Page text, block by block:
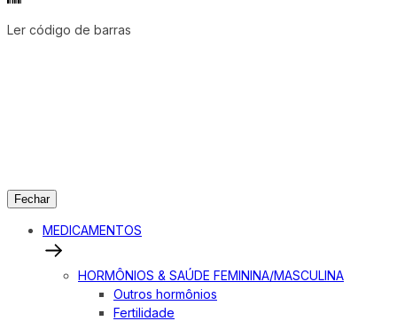
Ler código de barras
Fechar
MEDICAMENTOS
HORMÔNIOS & SAÚDE FEMININA/MASCULINA
Outros hormônios
Fertilidade